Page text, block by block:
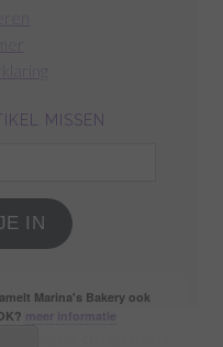
MISSEN
IN
THEME
Marina's Bakery ook
meer informatie